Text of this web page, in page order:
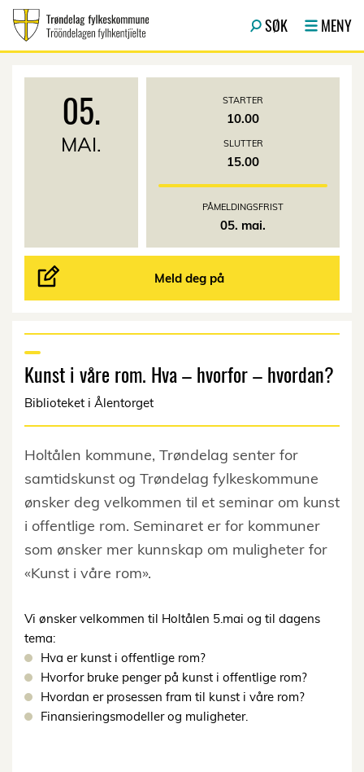
SØK MENY
05.
MAI.
STARTER
10.00
SLUTTER
15.00
PÅMELDINGSFRIST
05. mai.
Meld deg på
Kunst i våre rom. Hva – hvorfor – hvordan?
Biblioteket i Ålentorget
Holtålen kommune, Trøndelag senter for
samtidskunst og Trøndelag fylkeskommune
ønsker deg velkommen til et seminar om kunst
i offentlige rom. Seminaret er for kommuner
som ønsker mer kunnskap om muligheter for
«Kunst i våre rom».
Vi ønsker velkommen til Holtålen 5.mai og til dagens
tema:
Hva er kunst i offentlige rom?
Hvorfor bruke penger på kunst i offentlige rom?
Hvordan er prosessen fram til kunst i våre rom?
Finansieringsmodeller og muligheter.